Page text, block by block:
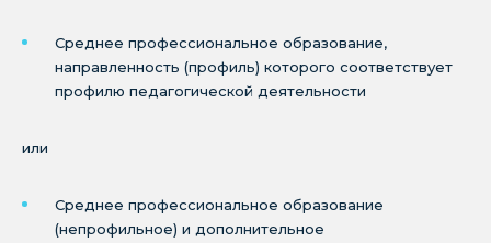
Среднее профессиональное образование,
направленность (профиль) которого соответствует
профилю педагогической деятельности
или
Среднее профессиональное образование
(непрофильное) и дополнительное